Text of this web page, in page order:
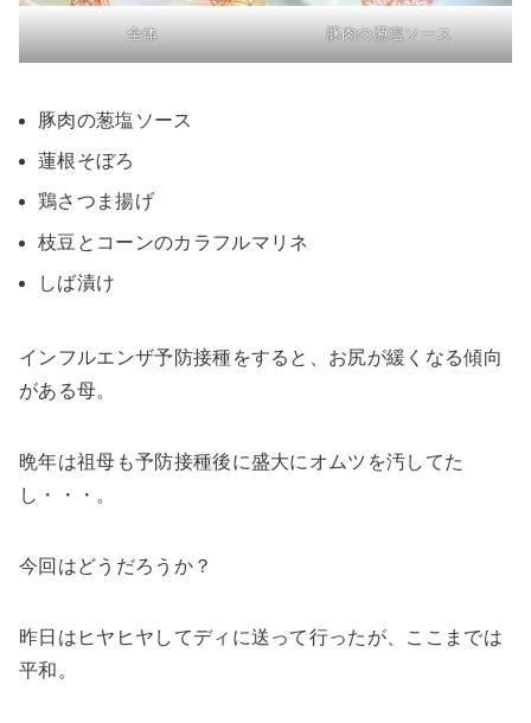
全体 豚肉の葱塩ソース
豚肉の葱塩ソース
蓮根そぼろ
鶏さつま揚げ
枝豆とコーンのカラフルマリネ
しば漬け
インフルエンザ予防接種をすると、お尻が緩くなる傾向
がある母。
晩年は祖母も予防接種後に盛大にオムツを汚してた
し・・・。
今回はどうだろうか？
昨日はヒヤヒヤしてディに送って行ったが、ここまでは
平和。